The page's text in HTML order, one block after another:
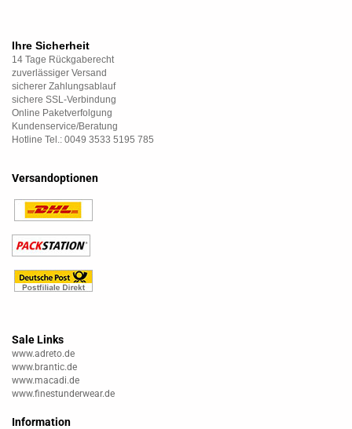
Ihre Sicherheit
14 Tage Rückgaberecht
zuverlässiger Versand
sicherer Zahlungsablauf
sichere SSL-Verbindung
Online Paketverfolgung
Kundenservice/Beratung
Hotline Tel.: 0049 3533 5195 785
Versandoptionen
Sale Links
www.adreto.de
www.brantic.de
www.macadi.de
www.finestunderwear.de
Information